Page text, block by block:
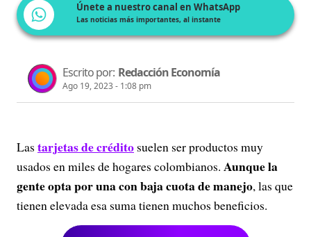
Únete a nuestro canal en WhatsApp
Las noticias más importantes, al instante
Escrito por: Redacción Economía
Ago 19, 2023 - 1:08 pm
Las tarjetas de crédito suelen ser productos muy
usados en miles de hogares colombianos. Aunque la
gente opta por una con baja cuota de manejo, las que
tienen elevada esa suma tienen muchos beneficios.